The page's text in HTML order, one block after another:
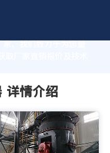
，我们致力于为您量
厂家直销报价及技术
详情介绍